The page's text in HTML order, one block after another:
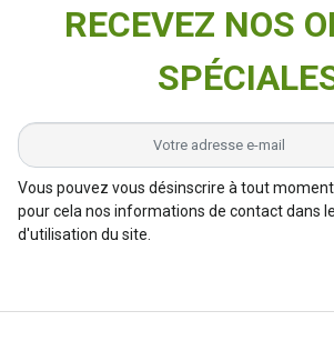
RECEVEZ NOS
Vous pouvez vous désinscrire à tout
pour cela nos informations de contact dans
d'utilisation du site.